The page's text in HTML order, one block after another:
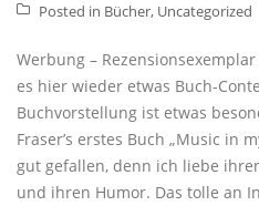
Posted in Bücher, Uncategorized
Werbung –
es hier wieder etwas Buch-
Buchvorstellung ist etwas
Fraser’s erstes Buch „Music in
gut gefallen, denn ich liebe
und ihren Humor. Das tolle an